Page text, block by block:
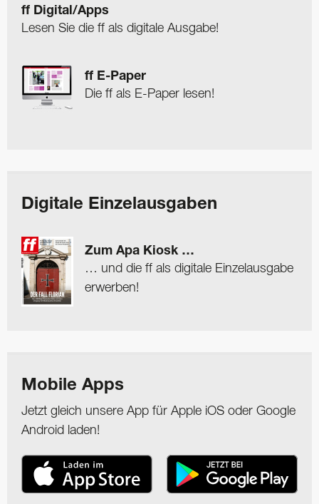
ff Digital/Apps
Lesen Sie die ff als digitale Ausgabe!
ff E-Paper
Die ff als E-Paper lesen!
Digitale Einzelausgaben
Zum Apa Kiosk …
… und die ff als digitale Einzelausgabe
erwerben!
Mobile Apps
Jetzt gleich unsere App für Apple iOS oder Google
Android laden!